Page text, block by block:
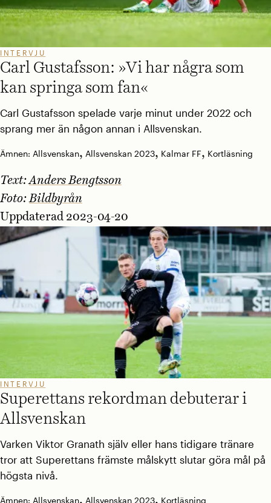
INTERVJU
Carl Gustafsson: »Vi har några som
kan springa som fan«
Carl Gustafsson spelade varje minut under 2022 och
sprang mer än någon annan i Allsvenskan.
Ämnen: Allsvenskan, Allsvenskan 2023, Kalmar FF, Kortläsning
Text:Anders Bengtsson
Foto:Bildbyrån
Uppdaterad 2023-04-20
INTERVJU
Superettans rekordman debuterar i
Allsvenskan
Varken Viktor Granath själv eller hans tidigare tränare
tror att Superettans främste målskytt slutar göra mål på
högsta nivå.
Ämnen: Allsvenskan, Allsvenskan 2023, Kortläsning